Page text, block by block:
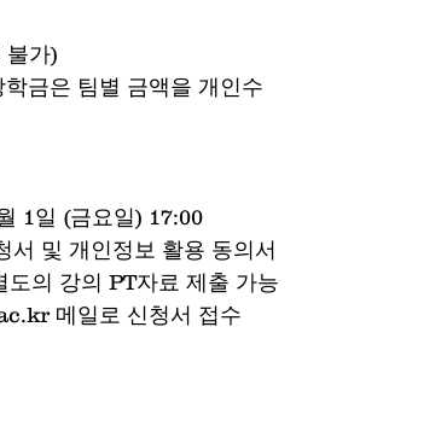
불가)
학금은 팀별 금액을 개인수
1일 (금요일) 17:00
서 및 개인정보 활용 동의서
도의 강의 PT자료 제출 가능
메일로 신청서 접수